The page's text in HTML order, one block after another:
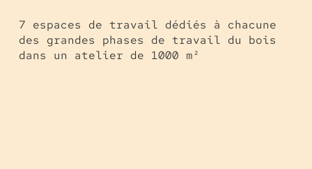
7 espaces de travail dédiés à chacune
des grandes phases de travail du bois
dans un atelier de 1000 m²